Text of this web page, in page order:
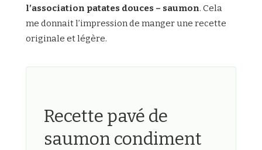
l’association patates douces – saumon. Cela
me donnait l’impression de manger une recette
originale et légère.
Recette pavé de
saumon condiment